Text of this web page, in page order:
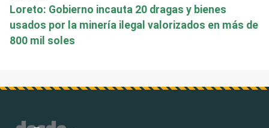
Loreto: Gobierno incauta 20 dragas y bienes
usados por la minería ilegal valorizados en más de
800 mil soles